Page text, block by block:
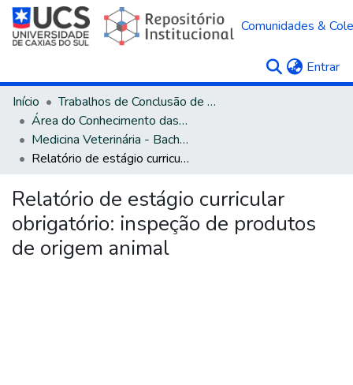
Comunidades &
Entrar
Início
Trabalhos de Conclusão de Curso
Área do Conhecimento das Ciências Agrárias
Medicina Veterinária - Bacharelado
Relatório de estágio curricular obrigatório: inspeção de produtos de origem animal
Relatório de estágio curricular
obrigatório: inspeção de produtos
de origem animal